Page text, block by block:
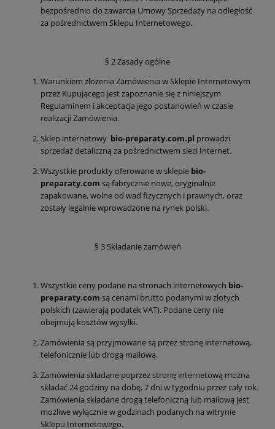
bezpośrednio do zawarcia Umowy Sprzedaży na odległość
za pośrednictwem Sklepu Internetowego.
§ 2 Zasady ogólne
Warunkiem złożenia Zamówienia w Sklepie Internetowym
przez Kupującego jest zapoznanie się z niniejszym
Regulaminem i akceptacja jego postanowień w czasie
realizacji Zamówienia.
Sklep internetowy bio-preparaty.com.pl prowadzi
sprzedaż detaliczną za pośrednictwem sieci Internet.
Wszystkie produkty oferowane w sklepie bio-
preparaty.com są fabrycznie nowe, oryginalnie
zapakowane, wolne od wad fizycznych i prawnych, oraz
zostały legalnie wprowadzone na rynek polski.
§ 3 Składanie zamówień
Wszystkie ceny podane na stronach internetowych bio-
preparaty.com są cenami brutto podanymi w złotych
polskich (zawierają podatek VAT). Podane ceny nie
obejmują kosztów wysyłki.
Zamówienia są przyjmowane są przez stronę internetową,
telefonicznie lub drogą mailową.
Zamówienia składane poprzez stronę internetową można
składać 24 godziny na dobę, 7 dni w tygodniu przez cały rok.
Zamówienia składane drogą telefoniczną lub mailową jest
możliwe wyłącznie w godzinach podanych na witrynie
Sklepu Internetowego.